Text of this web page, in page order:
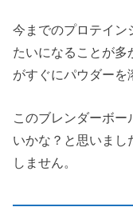
今までのプロテイン
たいになることが多
がすぐにパウダーを
このブレンダーボ
いかな？と思いまし
しません。